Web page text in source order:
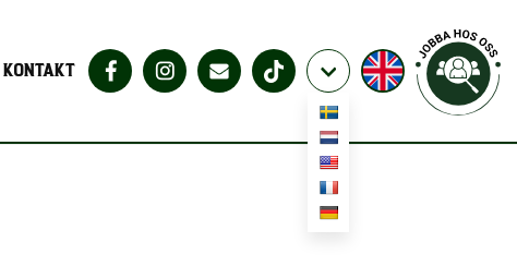
KONTAKT